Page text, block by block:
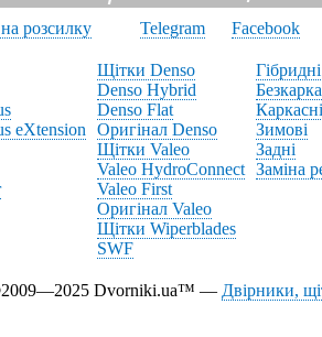
розсилку Telegram Facebook
eXtension
Щітки Denso
Denso Hybrid
Denso Flat
Оригінал Denso
Щітки Valeo
Valeo HydroConnect
Valeo First
Оригінал Valeo
Щітки Wiperblades
SWF
Гібридні
Каркасні
Зимові
Задні
Заміна
Dvorniki.ua™ — Двірники,